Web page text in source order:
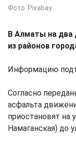
Фото: Pixabay
В Алматы на два
из районов
Информацию
Согласно
асфальта
приостановят на
Намаганская) до